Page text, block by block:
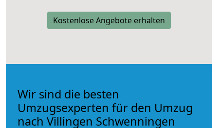
Kostenlose Angebote erhalten
Wir sind die besten
Umzugsexperten für den Umzug
nach Villingen Schwenningen